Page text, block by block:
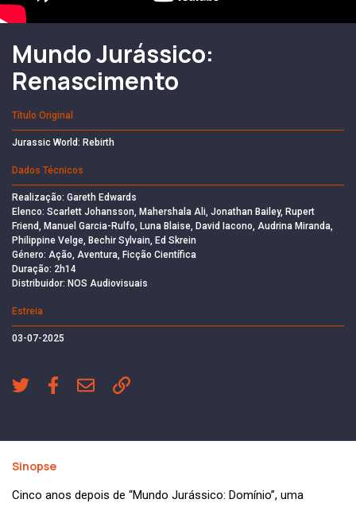
Mundo Jurássico:
Renascimento
Título Original
Jurassic World: Rebirth
Dados Técnicos
Realização: Gareth Edwards
Elenco: Scarlett Johansson, Mahershala Ali, Jonathan Bailey, Rupert
Friend, Manuel Garcia-Rulfo, Luna Blaise, David Iacono, Audrina Miranda,
Philippine Velge, Bechir Sylvain, Ed Skrein
Género: Ação, Aventura, Ficção Científica
Duração: 2h14
Distribuidor: NOS Audiovisuais
Estreia
03-07-2025
Sinopse
Cinco anos depois de “Mundo Jurássico: Domínio”, uma